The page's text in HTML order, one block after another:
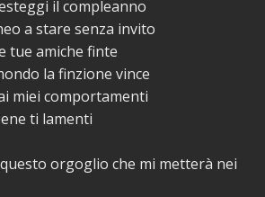
il compleanno
a stare senza invito
tue amiche finte
la finzione vince
miei comportamenti
ti lamenti
orgoglio che mi metterà nei